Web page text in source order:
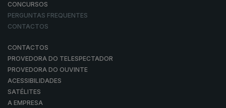
CONCURSOS
PERGUNTAS FREQUENTES
CONTACTOS
CONTACTOS
PROVEDORA DO TELESPECTADOR
PROVEDORA DO OUVINTE
ACESSIBILIDADES
SATÉLITES
A EMPRESA